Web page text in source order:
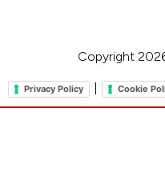
Copyright
Privacy Policy Cookie